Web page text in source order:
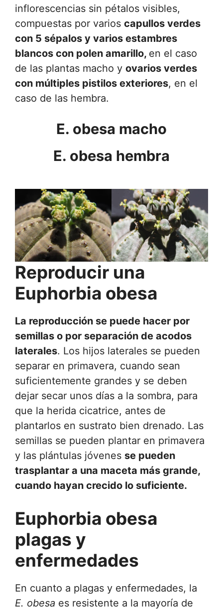
inflorescencias sin pétalos visibles,
compuestas por varios capullos verdes
con 5 sépalos y varios estambres
blancos con polen amarillo, en el caso
de las plantas macho y ovarios verdes
con múltiples pistilos exteriores, en el
caso de las hembra.
E. obesa macho
E. obesa hembra
Reproducir una
Euphorbia obesa
La reproducción se puede hacer por
semillas o por separación de acodos
laterales. Los hijos laterales se pueden
separar en primavera, cuando sean
suficientemente grandes y se deben
dejar secar unos días a la sombra, para
que la herida cicatrice, antes de
plantarlos en sustrato bien drenado. Las
semillas se pueden plantar en primavera
y las plántulas jóvenes se pueden
trasplantar a una maceta más grande,
cuando hayan crecido lo suficiente.
Euphorbia obesa
plagas y
enfermedades
En cuanto a plagas y enfermedades, la
E. obesa es resistente a la mayoría de